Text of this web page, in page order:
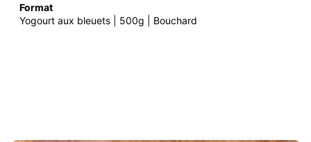
Format
Yogourt aux bleuets | 500g | Bouchard